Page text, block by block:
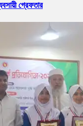
গ্রেফতার